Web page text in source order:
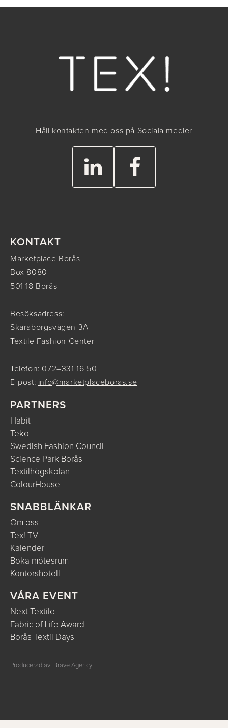
Håll kontakten med oss på Sociala medier
KONTAKT
Marketplace Borås
Box 8080
501 18 Borås
Besöksadress:
Skaraborgsvägen 3A
Textile Fashion Center
Telefon: 072–331 16 50
E-post: info@marketplaceboras.se
PARTNERS
Habit
Teko
Swedish Fashion Council
Science Park Borås
Textilhögskolan
ColourHouse
SNABBLÄNKAR
Om oss
Tex! TV
Kalender
Boka mötesrum
Kontorshotell
VÅRA EVENT
Next Textile
Fabric of Life Award
Borås Textil Days
Producerad av: Brave Agency